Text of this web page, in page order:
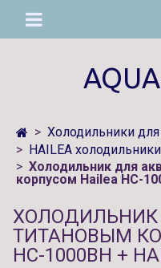
Холодильники
HAILEA
Холодильник для
корпусом Hailea HC-
ТИТАНОВЫМ
HC-1000BH +